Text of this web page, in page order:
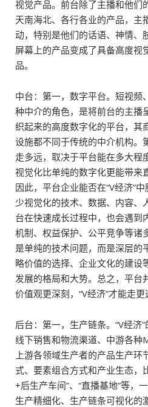
视觉产品。前台除了主播和他们
天南海北、各行各业的产品，主
动，特别是他们的话语、神情、
屏幕上的产品变成了具备高度视
品。
中台：第一，数字平台。短视频
种中介的角色，是将前台的主播
织起来的高度数字化的平台，其
设施都不同于传统的中介机构。
走多远，取决于平台能在多大程
视觉化比单纯的数字化更能带来
因此，平台企业能否在“V经济”
少视觉化的技术、数据、内容、
台在快速成长过程中，也会遇到
机制、权益保护、公平竞争等诸
是单纯的技术问题，而是深层的
略价值的选择、企业文化的建设
发展的格局和大势。总之，平台
价值观更深刻，“V经济”才能走更
后台：第一，生产链条。“V经济
线下销售和物流渠道、中游各种
上游各领域生产者的产品生产环
式、要素组合方式和产业生态，
+后生产车间”、“直播基地”等，
生产精细化、生产链条可视化的